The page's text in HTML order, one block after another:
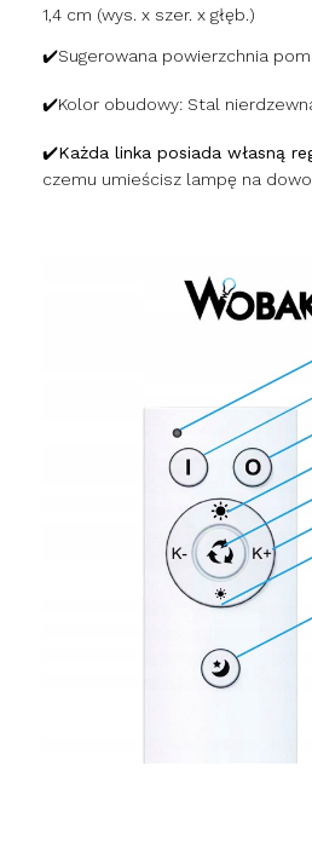
1,4 cm (wys. x szer. x głęb.)
✔️Sugerowana powierzchnia
✔️Kolor obudowy: Stal
✔️Każda linka posiada własną
czemu umieścisz lampę na